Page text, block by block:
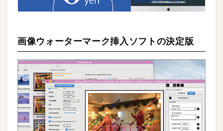
画像ウォーターマーク挿入ソフトの決定版